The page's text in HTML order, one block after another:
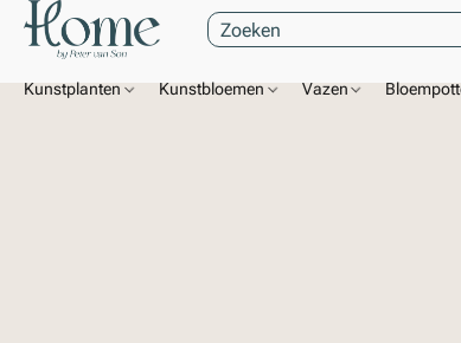
Kunstplanten Kunstbloemen Vazen